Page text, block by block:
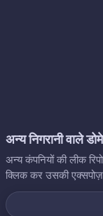
अन्य निगरानी वाले
अन्य कंपनियों की लीक
क्लिक कर उसकी